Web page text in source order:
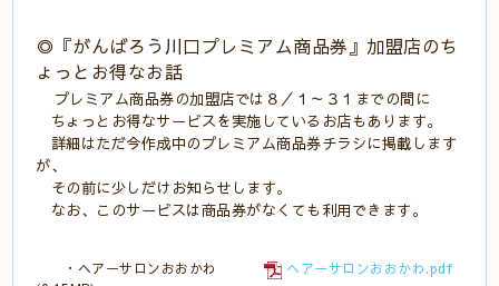
◎『がんばろう川口プレミアム商品券』加盟店のち
ょっとお得なお話
プレミアム商品券の加盟店では８／１～３１までの間に
ちょっとお得なサービスを実施しているお店もあります。
詳細はただ今作成中のプレミアム商品券チラシに掲載します
が、
その前に少しだけお知らせします。
なお、このサービスは商品券がなくても利用できます。
・ヘアーサロンおおかわ
ヘアーサロンおおかわ.pdf